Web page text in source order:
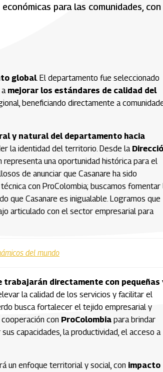
para las comunidades,
global. El departamento fue seleccionado
a mejorar los estándares de calidad del
beneficiando directamente a
y natural del departamento hacia
la identidad del territorio. Desde la
representa una oportunidad histórica para el
de anunciar que Casanare ha sido
con ProColombia; buscamos fomentar
que Casanare es inigualable. Logramos que
articulado con el sector empresarial para
del mundo
trabajarán directamente con pequeñas
la calidad de los servicios y facilitar el
busca fortalecer el tejido empresarial y
con ProColombia para brindar
capacidades, la productividad, el acceso a
un enfoque territorial y social, con impacto